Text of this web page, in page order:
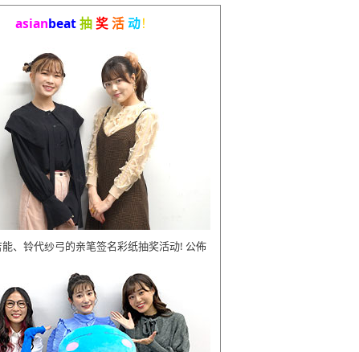
asianbeat抽奖活动！
、铃代纱弓的亲笔签名彩纸抽奖活动! 公佈